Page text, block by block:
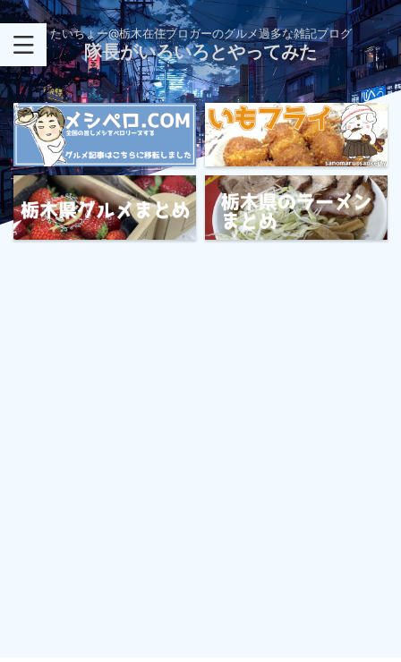
たいちょー@栃木在住ブロガーのグルメ過多な雑記ブログ
隊長がいろいろとやってみた